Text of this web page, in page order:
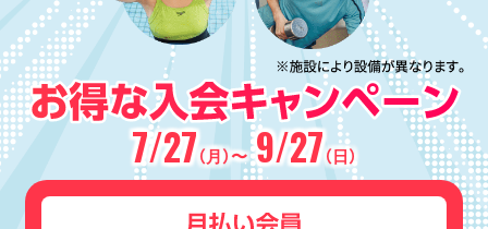
7/27 （月）〜9/27 （日）